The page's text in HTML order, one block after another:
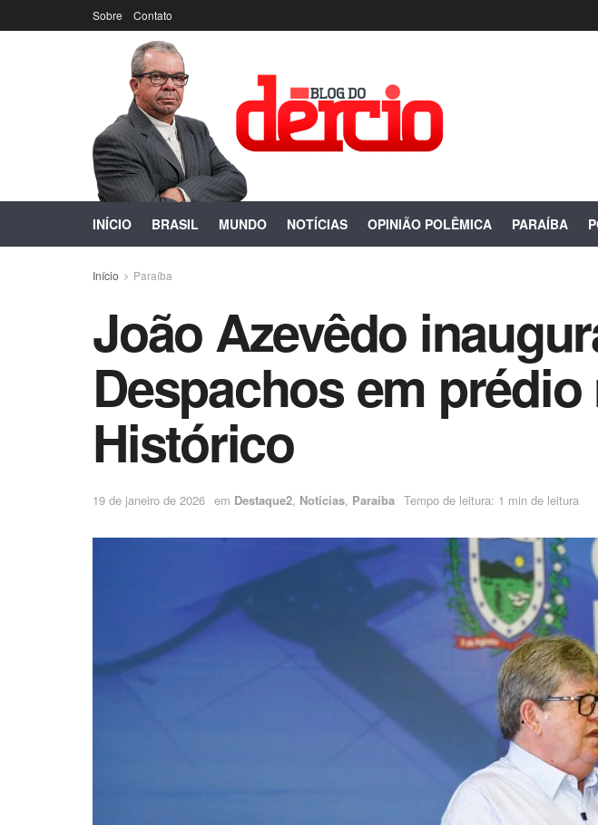
Sobre Contato
INÍCIO BRASIL MUNDO NOTÍCIAS OPINIÃO POLÊMICA PARAÍBA
Início Paraíba
João Azevêdo
Despachos em
Histórico
19 de janeiro de 2026 em Destaque2, Notícias, Paraíba Tempo de leitura: 1 min de leitura